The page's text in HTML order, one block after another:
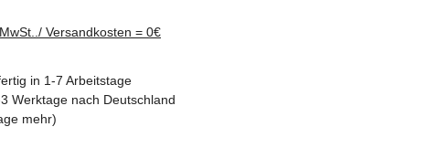
Versandkosten = 0€
in 1-7 Arbeitstage
Werktage nach Deutschland
mehr)